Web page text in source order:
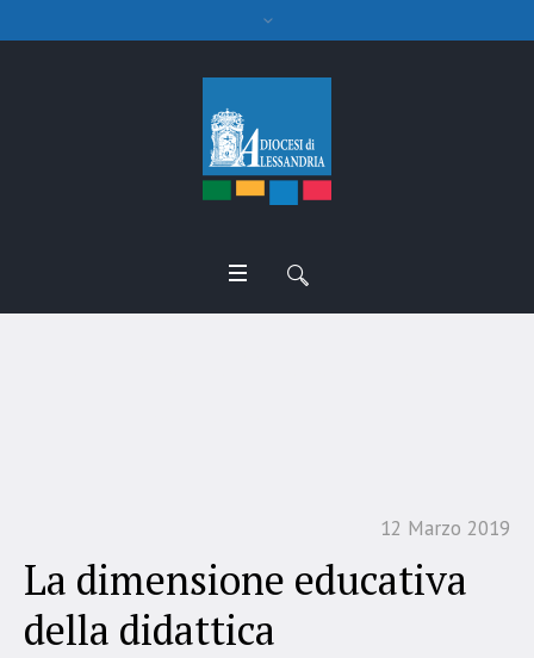
12 Marzo 2019
La dimensione educativa
della didattica